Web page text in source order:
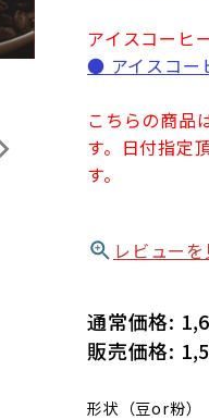
アイスコーヒ
● アイスコー
こちらの商品
す。日付指定
す。
レビュー
通常価格:
販売価格:
形状（豆or粉）